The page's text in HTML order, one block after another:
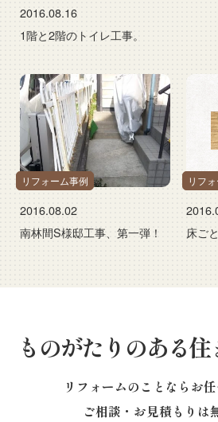
2016.08.16
1階と2階のトイレ工事。
リフォーム事例
2016.08.02
南林間S様邸工事、第一弾！
リフ
床ご
ものがたりのある
リフォームのことならお任
ご相談・お見積もりは